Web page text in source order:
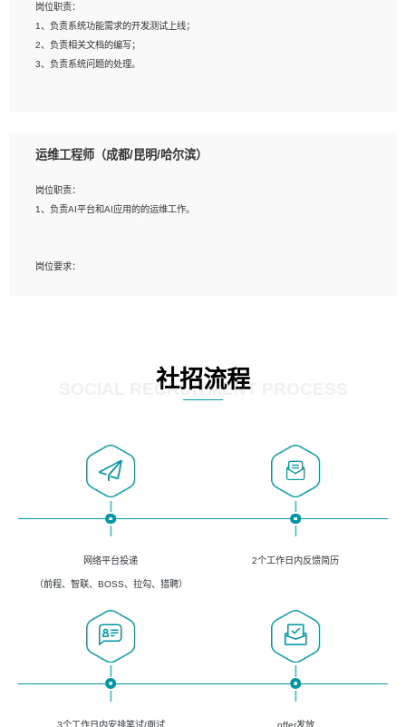
2、精通linux命令。
3、熟悉oracle、mysql 数据库。
4、善于沟通，具有良好的团队合作精神和协作能力。
5、必须有实际的生产环境系统维护经验。
岗位职责：
1、负责系统功能需求的开发测试上线；
2、负责相关文档的编写；
3、负责系统问题的处理。
2、熟悉linux命令；
4、熟练使用oracle、mysql进行开发；
5、熟悉流程开发如使用activiti；
运维工程师（成都/昆明/哈尔滨）
岗位职责：
1、负责AI平台和AI应用的的运维工作。
岗位要求：
4、掌握DevOps思想、方法和流程。Jenkins工具使用；
5、掌握常见中间件配置与优化，如mysql、nginx等；
社招流程
SOCIAL RECRUITMENT PROCESS
网络平台投递
（前程、智联、BOSS、拉勾、猎聘）
2个工作日内反馈简历